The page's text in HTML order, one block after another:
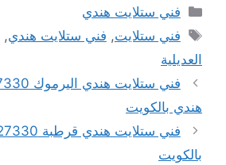
التصنيفات
فني ستلايت هندي
الوسوم
فني ستلايت, فني ستلايت هندي,
العديلية
هندي بالكويت
بالكويت